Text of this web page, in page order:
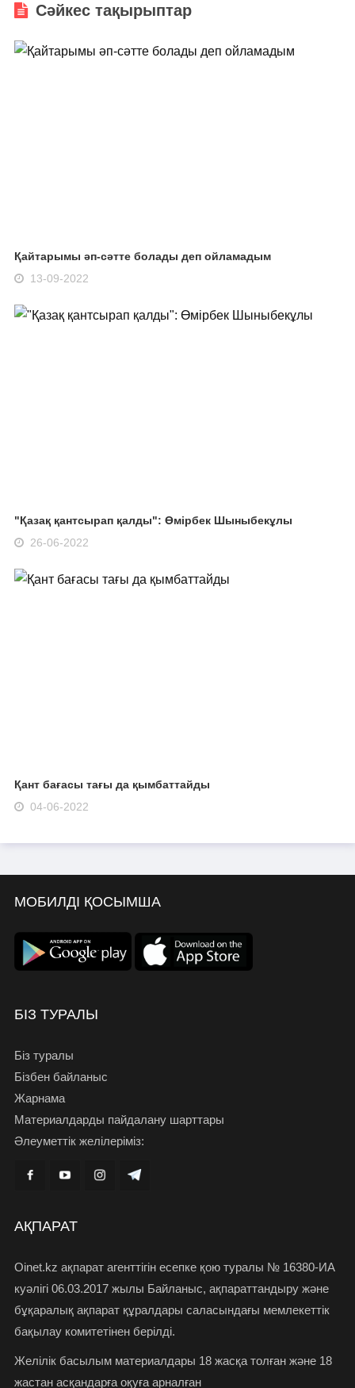
Сәйкес тақырыптар
Қайтарымы әп-сәтте болады деп ойламадым
13-09-2022
"Қазақ қантсырап қалды": Өмірбек Шыныбекұлы
26-06-2022
Қант бағасы тағы да қымбаттайды
04-06-2022
МОБИЛДІ ҚОСЫМША
БІЗ ТУРАЛЫ
Біз туралы
Бізбен байланыс
Жарнама
Материалдарды пайдалану шарттары
Әлеуметтік желілеріміз:
АҚПАРАТ
Oinet.kz ақпарат агенттігін есепке қою туралы № 16380-ИА
куәлігі 06.03.2017 жылы Байланыс, ақпараттандыру және
бұқаралық ақпарат құралдары саласындағы мемлекеттік
бақылау комитетінен берілді.
Желілік басылым материалдары 18 жасқа толған және 18
жастан асқандарға оқуға арналған